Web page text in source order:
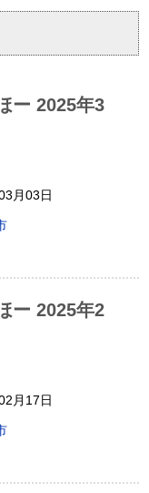
ー 2025年3
月03日
ー 2025年2
月17日